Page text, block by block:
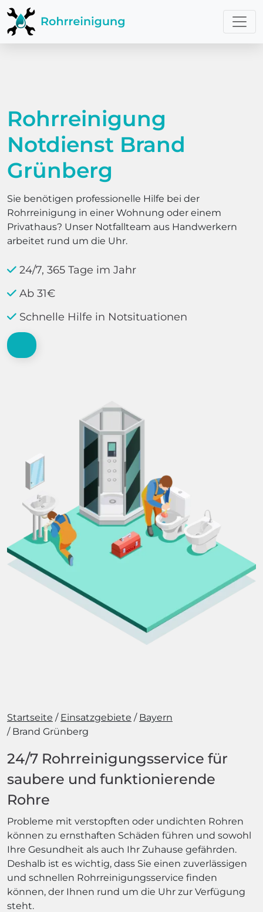
Rohrreinigung
Notdienst Brand
Grünberg
Sie benötigen professionelle Hilfe bei der
Rohrreinigung in einer Wohnung oder einem
Privathaus? Unser Notfallteam aus Handwerkern
arbeitet rund um die Uhr.
24/7, 365 Tage im Jahr
Ab 31€
Schnelle Hilfe in Notsituationen
Startseite Einsatzgebiete
Bayern
Brand Grünberg
24/7 Rohrreinigungsservice für
saubere und funktionierende
Rohre
Probleme mit verstopften oder undichten Rohren
können zu ernsthaften Schäden führen und sowohl
Ihre Gesundheit als auch Ihr Zuhause gefährden.
Deshalb ist es wichtig, dass Sie einen zuverlässigen
und schnellen Rohrreinigungsservice finden
können, der Ihnen rund um die Uhr zur Verfügung
steht.